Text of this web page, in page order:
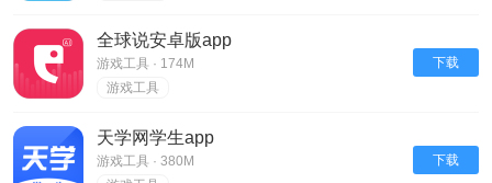
全球说安卓版app
游戏工具 · 174M
游戏工具
下载
天学网学生app
游戏工具 · 380M
下载